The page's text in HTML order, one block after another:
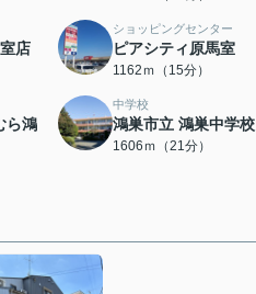
店
ショッピングセンター
ピアシティ原馬室
1162ｍ（15分）
ら鴻
中学校
鴻巣市立 鴻巣中学校
1606ｍ（21分）